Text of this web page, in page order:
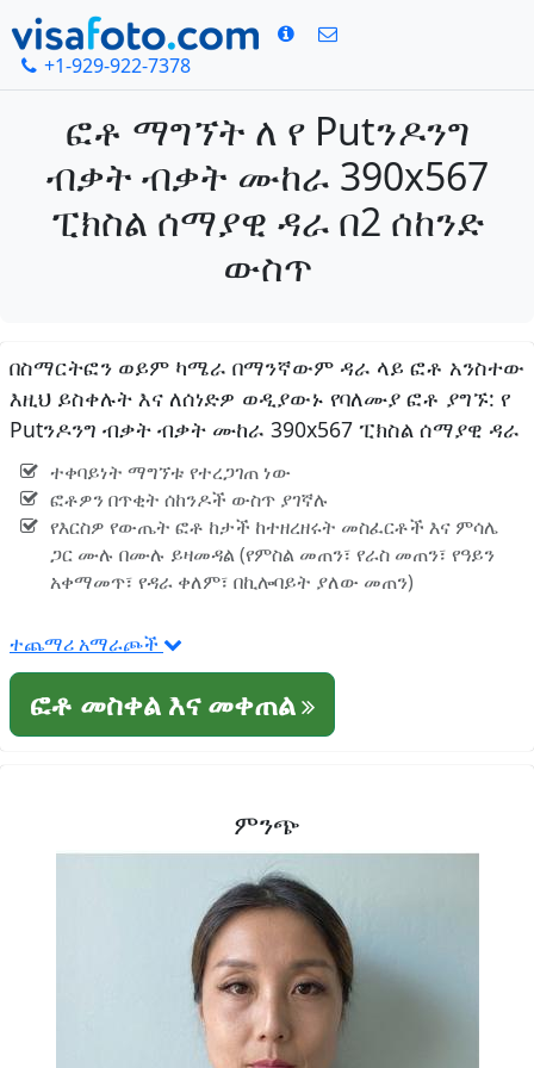
+1-929-922-7378
ፎቶ ማግኘት ለ የ Putንዶንግ
ብቃት ብቃት ሙከራ 390x567
ፒክስል ሰማያዊ ዳራ በ2 ሰከንድ
ውስጥ
በስማርትፎን ወይም ካሜራ በማንኛውም ዳራ ላይ ፎቶ አንስተው
እዚህ ይስቀሉት እና ለሰነድዎ ወዲያውኑ የባለሙያ ፎቶ ያግኙ: የ
Putንዶንግ ብቃት ብቃት ሙከራ 390x567 ፒክስል ሰማያዊ ዳራ
ተቀባይነት ማግኘቱ የተረጋገጠ ነው
ፎቶዎን በጥቂት ሰከንዶች ውስጥ ያገኛሉ
የእርስዎ የውጤት ፎቶ ከታች ከተዘረዘሩት መስፈርቶች እና ምሳሌ
ጋር ሙሉ በሙሉ ይዛመዳል (የምስል መጠን፣ የራስ መጠን፣ የዓይን
አቀማመጥ፣ የዳራ ቀለም፣ በኪሎባይት ያለው መጠን)
ተጨማሪ አማራጮች
ፎቶ መስቀል እና መቀጠል
ምንጭ